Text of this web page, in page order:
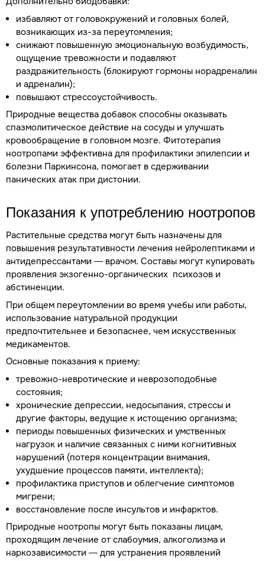
избавляют от головокружений и головных болей,
возникающих из-за переутомления;
снижают повышенную эмоциональную возбудимость,
ощущение тревожности и подавляют
раздражительность (блокируют гормоны норадреналин
и адреналин);
повышают стрессоустойчивость.
Природные вещества добавок способны оказывать
спазмолитическое действие на сосуды и улучшать
кровообращение в головном мозге. Фитотерапия
ноотропами эффективна для профилактики эпилепсии и
болезни Паркинсона, помогает в сдерживании
панических атак при дистонии.
Показания к употреблению ноотропов
Растительные средства могут быть назначены для
повышения результативности лечения нейролептиками и
антидепрессантами — врачом. Составы могут купировать
проявления экзогенно-органических психозов и
абстиненции.
При общем переутомлении во время учебы или работы,
использование натуральной продукции
предпочтительнее и безопаснее, чем искусственных
медикаментов.
Основные показания к приему:
тревожно-невротические и неврозоподобные
состояния;
хронические депрессии, недосыпания, стрессы и
другие факторы, ведущие к истощению организма;
периоды повышенных физических и умственных
нагрузок и наличие связанных с ними когнитивных
нарушений (потеря концентрации внимания,
ухудшение процессов памяти, интеллекта);
профилактика приступов и облегчение симптомов
мигрени;
восстановление после инсультов и инфарктов.
Природные ноотропы могут быть показаны лицам,
проходящим лечение от слабоумия, алкоголизма и
наркозависимости — для устранения проявлений